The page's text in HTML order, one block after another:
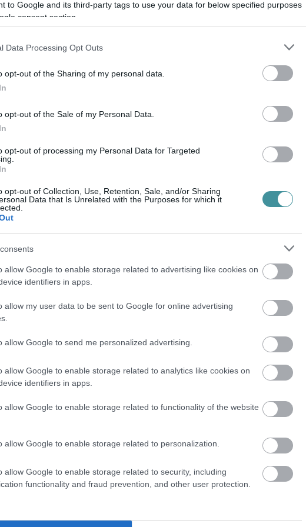
to Google and its third-party tags to use your data for below specified purposes
consent section.
Data Processing Opt Outs
opt-out of the Sharing of my personal data.
opt-out of the Sale of my Personal Data.
opt-out of processing my Personal Data for Targeted
opt-out of Collection, Use, Retention, Sale, and/or Sharing
Data that Is Unrelated with the Purposes for which it
allow Google to enable storage related to advertising like cookies on
identifiers in apps.
allow my user data to be sent to Google for online advertising
allow Google to send me personalized advertising.
allow Google to enable storage related to analytics like cookies on
identifiers in apps.
allow Google to enable storage related to functionality of the website
allow Google to enable storage related to personalization.
allow Google to enable storage related to security, including
functionality and fraud prevention, and other user protection.
és szeretné, ha nem ez a városvezetés
A Fidesz frakcióvezetője ugyanazt
senki se állapított meg.
szerint a Fidesz megszavazta az
futótűzként terjed: nevezetesen,
fideszes képviselő lehetett.
elment a falig, hogy az összefogás
is a lehető leghamarabb megbukjon,
ők rántják be a kéziféket, ezzel
a Fideszhez közelít
nem tisztázódtak a viszonyok Fideszen
Gábor is kijelentette, hogynem
rádió riportere nem feszegette
kockáztatva saját jelöltjük helyzetét
indul a választásokkor – elértük telefonon
az indítvány egyszerű politikai
ettől nem tart, csak el kell olvasni
Úgy gondolja, a képviselőknek jobb
felhatalmazásra szerinte azért
ezt a képviselők többsége már